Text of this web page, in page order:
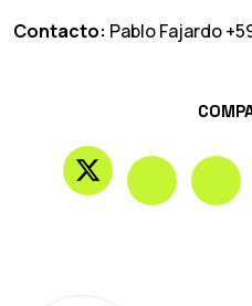
Contacto: Pablo Fajardo